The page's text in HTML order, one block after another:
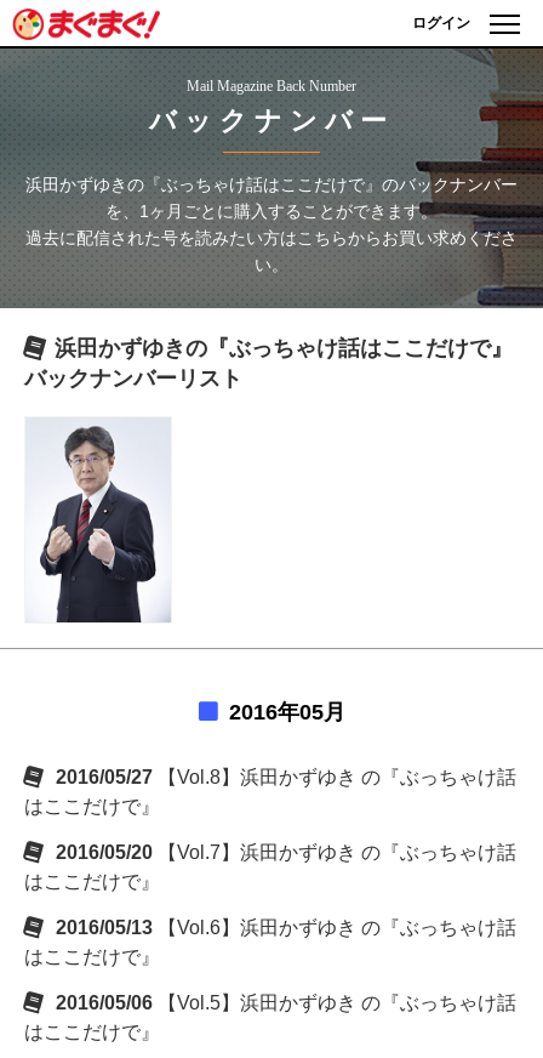
ログイン
Mail Magazine Back Number
バックナンバー
浜田かずゆきの『ぶっちゃけ話はここだけで』 のバックナンバー
を、1ヶ月ごとに購入することができます。
過去に配信された号を読みたい方はこちらからお買い求めくださ
い。
浜田かずゆきの『ぶっちゃけ話はここだけで』
バックナンバーリスト
2016年05月
2016/05/27
【Vol.8】浜田かずゆき の『ぶっちゃけ話
はここだけで』
2016/05/20
【Vol.7】浜田かずゆき の『ぶっちゃけ話
はここだけで』
2016/05/13
【Vol.6】浜田かずゆき の『ぶっちゃけ話
はここだけで』
2016/05/06
【Vol.5】浜田かずゆき の『ぶっちゃけ話
はここだけで』